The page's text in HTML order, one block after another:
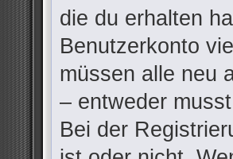
die du erhalten
Benutzerkonto
müssen alle neu
– entweder
Bei der